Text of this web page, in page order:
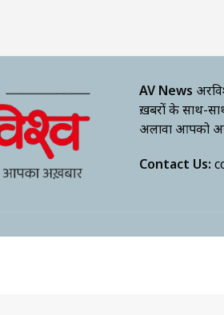
AV News
ख़बरों के साथ-
अलावा आपको
Contact Us: